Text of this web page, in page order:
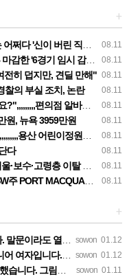
+
08.11
이 버린 직장'이 됐나???
08.11
독' 공채, 본격적인 심사 '스타트'
08.11
전히 덥지만, 견딜 만해"
08.11
찰의 부실 조치, 논란
08.11
편의점 알바생의 하소연
08.11
원, 뉴욕 3959만원
08.11
이정원에 늘어선 근조화환
08.11
다
08.11
수·고령층 이탈 확대"
08.11
PORT MACQUARIE)
+
sowon 01.12
말 반가운 소식인데 시간이…
sowon 01.12
라도 열어보려고 문자 드려…
sowon 01.11
이 내마음입니다.